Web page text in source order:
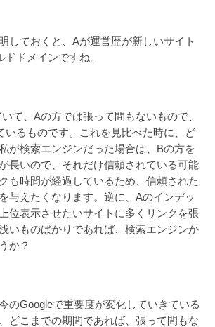
しておくと、Aが運営歴が新しいサイト
ドメインですね。
て、Aの方では張って間もないもので、
いるものです。これを見比べた時に、ど
が検索エンジンだった場合は、Bの方を
長いので、それだけ信頼されている可能
も時間が経過しているため、信頼された
与えたくなります。逆に、Aのインデッ
位表示させたいサイトに多くリンクを張
いものばかりであれば、検索エンジンか
か？
のGoogleで重要度が変化していきている
どこまでの期間であれば、張って間もな